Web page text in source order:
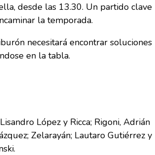
desde las 13.30. Un partido clave
la temporada.
necesitará encontrar soluciones
en la tabla.
López y Ricca; Rigoni, Adrián
Zelarayán; Lautaro Gutiérrez y